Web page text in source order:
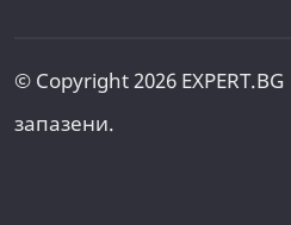
© Copyright 2026
запазени.